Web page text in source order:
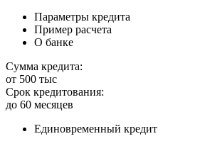
Параметры кредита
Пример расчета
О банке
Сумма кредита:
от 500 тыс
Срок кредитования:
до 60 месяцев
Единовременный кредит